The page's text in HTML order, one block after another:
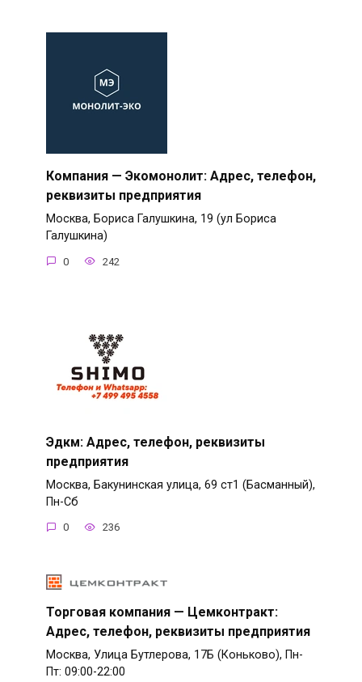
Компания — Экомонолит: Адрес, телефон,
реквизиты предприятия
Москва, Бориса Галушкина, 19 (ул Бориса
Галушкина)
0 242
Эдкм: Адрес, телефон, реквизиты
предприятия
Москва, Бакунинская улица, 69 ст1 (Басманный),
Пн-Сб
0 236
Торговая компания — Цемконтракт:
Адрес, телефон, реквизиты предприятия
Москва, Улица Бутлерова, 17Б (Коньково), Пн-
Пт: 09:00-22:00